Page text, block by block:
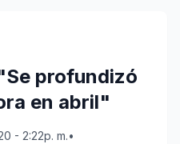
profundizó
en abril"
- 2:22p. m.•